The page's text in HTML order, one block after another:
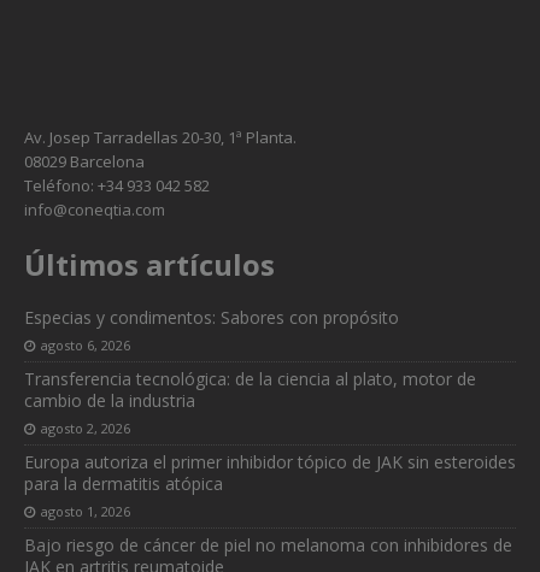
Av. Josep Tarradellas 20-30, 1ª Planta.
08029 Barcelona
Teléfono: +34 933 042 582
info@coneqtia.com
Últimos artículos
Especias y condimentos: Sabores con propósito
agosto 6, 2026
Transferencia tecnológica: de la ciencia al plato, motor de
cambio de la industria
agosto 2, 2026
Europa autoriza el primer inhibidor tópico de JAK sin esteroides
para la dermatitis atópica
agosto 1, 2026
Bajo riesgo de cáncer de piel no melanoma con inhibidores de
JAK en artritis reumatoide